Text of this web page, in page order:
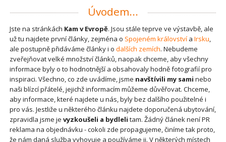
Úvodem...
Jste na stránkách Kam v Evropě. Jsou stále teprve ve výstavbě, ale
už tu najdete první články, zejména o Spojeném královstvía Irsku,
ale postupně přidáváme články i o dalších zemích. Nebudeme
zveřejňovat velké množství článků, naopak chceme, aby všechny
informace byly o to hodnotnější a obsahovaly hodně fotografií pro
inspiraci. Všechno, co zde uvádíme, jsme navštívili my sami nebo
naši blízcí přátelé, jejichž informacím můžeme důvěřovat. Chceme,
aby informace, které najdete u nás, byly bez dalšího použitelné i
pro vás. Jestliže u některého článku najdete doporučená ubytování,
zpravidla jsme je vyzkoušeli a bydleli tam. Žádný článek není PR
reklama na objednávku - cokoli zde propagujeme, činíme tak proto,
že nám daná služba vyhovuje a používáme ji. V některých místech